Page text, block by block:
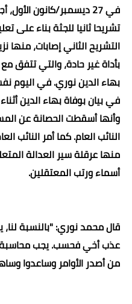
في 27 ديسمبر/كانون
تشريحا ثانيا للجثة بناء على
التشريح الثاني إصابات،
بأداة غير حادة، والتي تتفق
بهاء الدين نوري. في اليوم
في بيان بوفاة بهاء الدين
وأنها أسقطت الحصانة عن
النائب العام. كما أمر النائب
منها عرقلة سير العدالة
أسماء ورتب المعتقلين.
قال محمد نوري: "بالنسبة
عذب أخي فحسب. يجب
من أصدر الأوامر وساعدوا